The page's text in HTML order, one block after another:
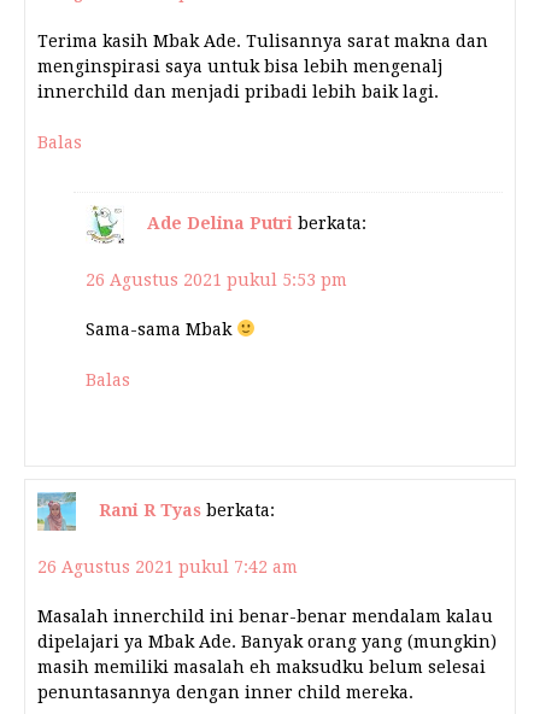
Terima kasih Mbak Ade. Tulisannya sarat makna dan
menginspirasi saya untuk bisa lebih mengenalj
innerchild dan menjadi pribadi lebih baik lagi.
Balas
Ade Delina Putri berkata:
26 Agustus 2021 pukul 5:53 pm
Sama-sama Mbak
Balas
Rani R Tyas berkata:
26 Agustus 2021 pukul 7:42 am
Masalah innerchild ini benar-benar mendalam kalau
dipelajari ya Mbak Ade. Banyak orang yang (mungkin)
masih memiliki masalah eh maksudku belum selesai
penuntasannya dengan inner child mereka.